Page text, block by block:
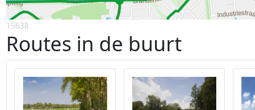
15638
Routes in de buurt